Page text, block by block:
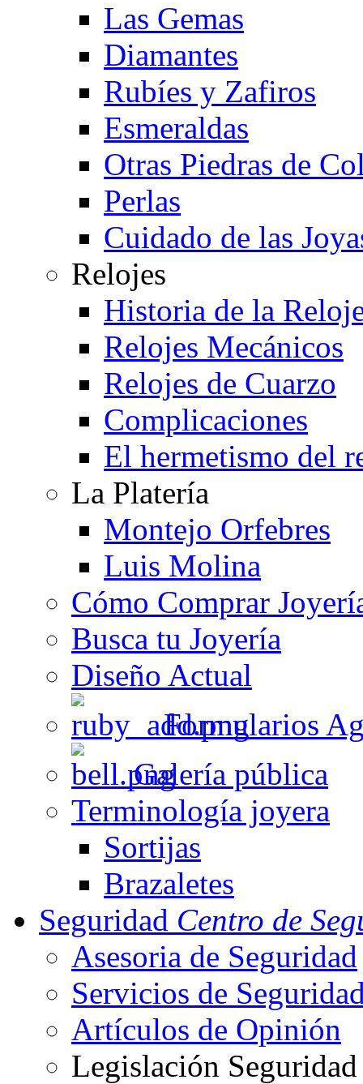
Las Gemas
Diamantes
Rubíes y Zafiros
Esmeraldas
Otras Piedras de
Perlas
Cuidado de las
Relojes
Historia de la
Relojes Mecánicos
Relojes de Cuarzo
Complicaciones
El hermetismo del
La Platería
Montejo Orfebres
Luis Molina
Cómo Comprar
Busca tu Joyería
Diseño Actual
Formularios
Galería pública
Terminología joyera
Sortijas
Brazaletes
Seguridad Centro de
Asesoria de Seguridad
Servicios de
Artículos de Opinión
Legislación Seguridad